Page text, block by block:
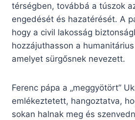
térségben, továbbá a túszok
engedését és hazatérését. A
hogy a civil lakosság
hozzájuthasson a
amelyet sürgősnek nevezett.
Ferenc pápa a „meggyötört”
emlékeztetett, hangoztatva,
sokan halnak meg és